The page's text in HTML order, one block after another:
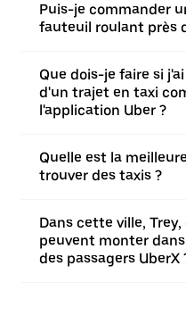
Puis-je commander
fauteuil roulant près
Que dois-je faire si
d'un trajet en taxi
l'application Uber ?
Quelle est la
trouver des taxis ?
Dans cette ville,
peuvent monter
des passagers UberX